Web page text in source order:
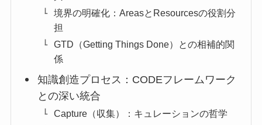
境界の明確化：AreasとResourcesの役割分
担
GTD（Getting Things Done）との相補的関
係
知識創造プロセス：CODEフレームワーク
との深い統合
Capture（収集）：キュレーションの哲学